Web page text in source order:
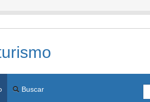
Buscar